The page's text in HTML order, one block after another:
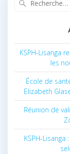
KSPH-Lisanga
les
École de
Elizabeth
Réunion de
KSPH-